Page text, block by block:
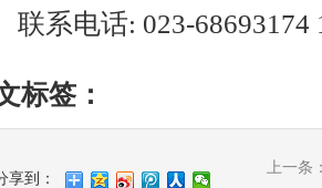
联系电话: 023-68693174
标签 ：
享到：
上一条